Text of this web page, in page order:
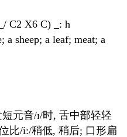
C2 X6 C) _: h
a sheep; a leaf; meat; a
元音/ɪ/时, 舌中部轻轻
比/i:/稍低, 稍后; 口形扁